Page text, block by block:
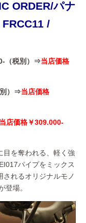
ORDER/パナ
/
（税別）⇒当店価格
）⇒当店価格
当店価格￥309.000-
目を奪われる、軽く強
パイプをミックス
されるオリジナルモノ
登場。